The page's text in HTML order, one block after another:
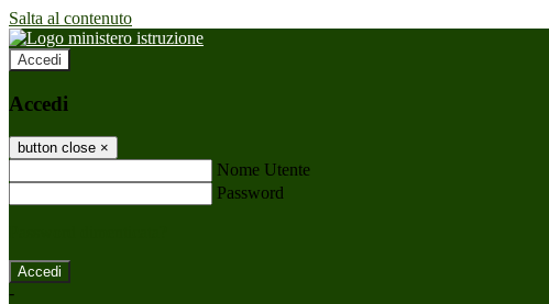
Salta al contenuto
Accedi
Accedi
button close ×
Nome Utente
Password
-